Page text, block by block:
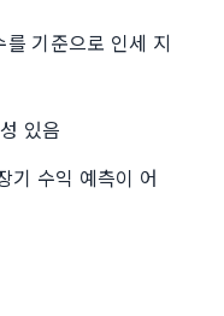
기준으로 인세 지
있음
기 수익 예측이 어